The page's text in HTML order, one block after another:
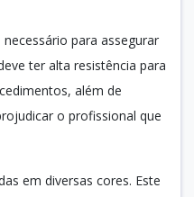
para assegurar
ter alta resistência para
além de
o profissional que
em diversas cores. Este